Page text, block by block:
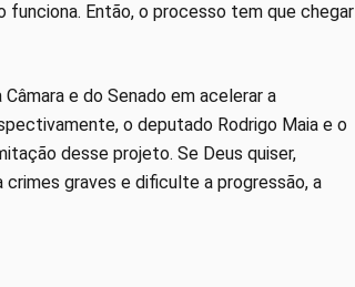
funciona. Então, o processo tem que chegar
e do Senado em acelerar a
o deputado Rodrigo Maia e o
desse projeto. Se Deus quiser,
graves e dificulte a progressão, a